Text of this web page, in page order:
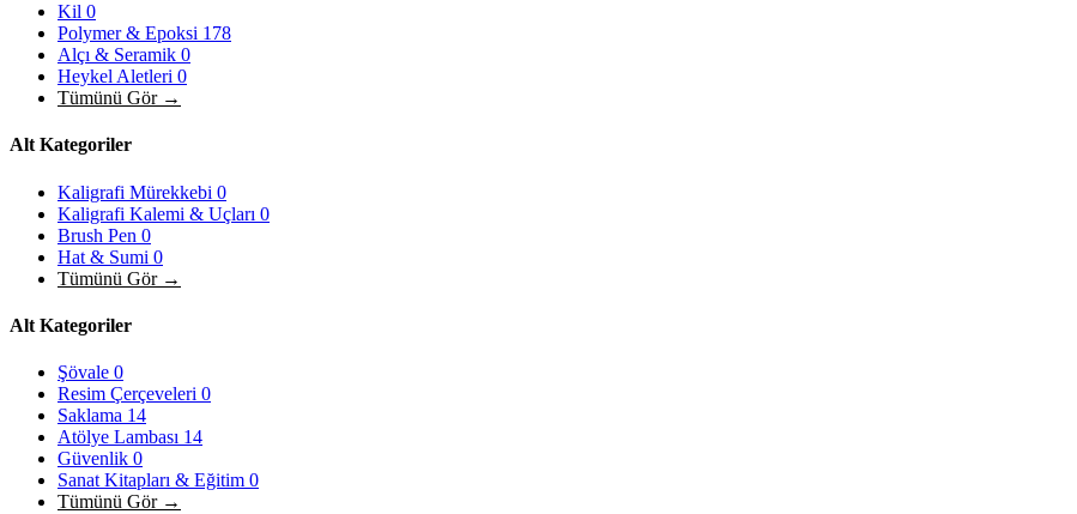
Kil 0
Polymer & Epoksi 178
Alçı & Seramik 0
Heykel Aletleri 0
Tümünü Gör →
Alt Kategoriler
Kaligrafi Mürekkebi 0
Kaligrafi Kalemi & Uçları 0
Brush Pen 0
Hat & Sumi 0
Tümünü Gör →
Alt Kategoriler
Şövale 0
Resim Çerçeveleri 0
Saklama 14
Atölye Lambası 14
Güvenlik 0
Sanat Kitapları & Eğitim 0
Tümünü Gör →